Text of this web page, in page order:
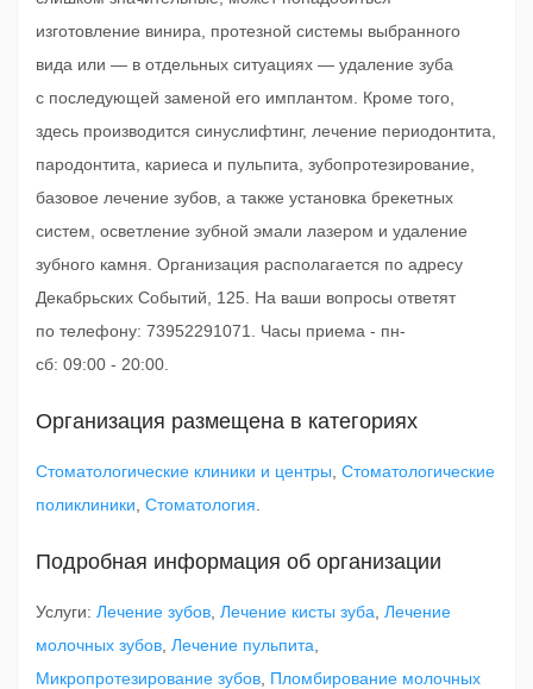
изготовление винира, протезной системы выбранного
вида или — в отдельных ситуациях — удаление зуба
с последующей заменой его имплантом. Кроме того,
здесь производится синуслифтинг, лечение периодонтита,
пародонтита, кариеса и пульпита, зубопротезирование,
базовое лечение зубов, а также установка брекетных
систем, осветление зубной эмали лазером и удаление
зубного камня. Организация располагается по адресу
Декабрьских Событий, 125. На ваши вопросы ответят
по телефону: 73952291071. Часы приема - пн-
сб: 09:00 - 20:00.
Организация размещена в категориях
Стоматологические клиники и центры Стоматологические
поликлиники Стоматология
Подробная информация об организации
Услуги: Лечение зубов Лечение кисты зуба Лечение
молочных зубов Лечение пульпита
Микропротезирование зубов Пломбирование молочных